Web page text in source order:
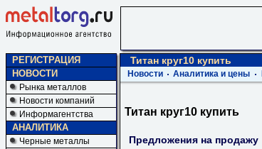
РЕГИСТРАЦИЯ
НОВОСТИ
Рынка металлов
Новости компаний
Информагентства
АНАЛИТИКА
Черные металлы
Титан круг10 купить
Новости Аналитика и цены
Титан круг10 купить
Предложения на продажу